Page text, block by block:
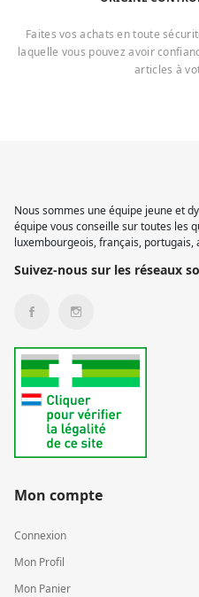
Faites vos achats en toute
laquelle vous pouvez avoir
articles à
Nous sommes une équipe jeune et
équipe vous conseille sur toutes les
luxembourgeois, français,
Suivez-nous sur les réseaux
Mon compte
Connexion
Mon Profil
Mon Panier